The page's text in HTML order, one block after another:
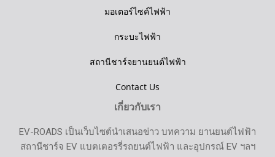
มอเตอร์ไซค์ไฟฟ้า
กระบะไฟฟ้า
สถานีชาร์จยานยนต์ไฟฟ้า
Contact Us
เกี่ยวกับเรา
EV-ROADS เป็นเว็บไซต์นำเสนอข่าว บทความ ยานยนต์ไฟฟ้า
สถานีชาร์จ EV แบตเตอรรี่รถยนต์ไฟฟ้า และอุปกรณ์ EV ฯลฯ